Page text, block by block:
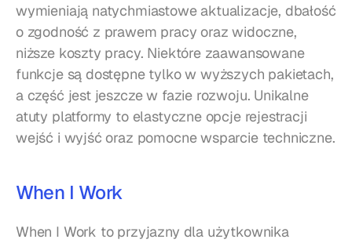
wymieniają natychmiastowe aktualizacje, dbałość
o zgodność z prawem pracy oraz widoczne,
niższe koszty pracy. Niektóre zaawansowane
funkcje są dostępne tylko w wyższych pakietach,
a część jest jeszcze w fazie rozwoju. Unikalne
atuty platformy to elastyczne opcje rejestracji
wejść i wyjść oraz pomocne wsparcie techniczne.
When I Work
When I Work to przyjazny dla użytkownika